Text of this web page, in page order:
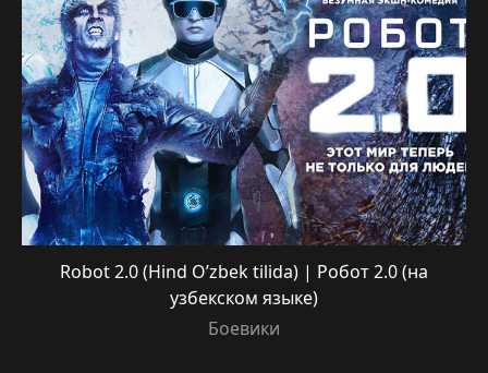
Robot 2.0 (Hind O’zbek tilida) | Робот 2.0 (на
узбекском языке)
Боевики